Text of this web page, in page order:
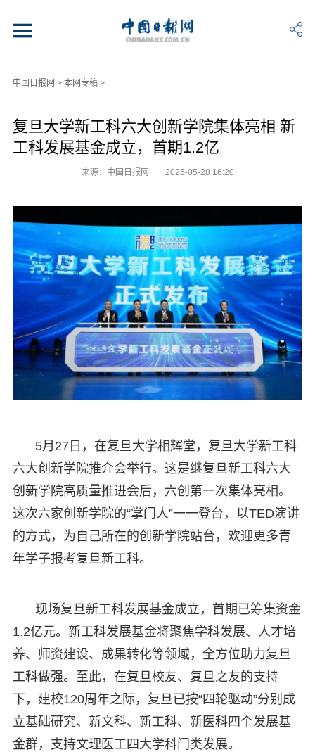
中国日报网 > 本网专稿>
复旦大学新工科六大创新学院集体亮相 新
工科发展基金成立，首期1.2亿
来源：中国日报网 2025-05-28 16:20
5月27日，在复旦大学相辉堂，复旦大学新工科
六大创新学院推介会举行。这是继复旦新工科六大
创新学院高质量推进会后，六创第一次集体亮相。
这次六家创新学院的“掌门人”一一登台，以TED演讲
的方式，为自己所在的创新学院站台，欢迎更多青
年学子报考复旦新工科。
现场复旦新工科发展基金成立，首期已筹集资金
1.2亿元。新工科发展基金将聚焦学科发展、人才培
养、师资建设、成果转化等领域，全方位助力复旦
工科做强。至此，在复旦校友、复旦之友的支持
下，建校120周年之际，复旦已按“四轮驱动”分别成
立基础研究、新文科、新工科、新医科四个发展基
金群，支持文理医工四大学科门类发展。